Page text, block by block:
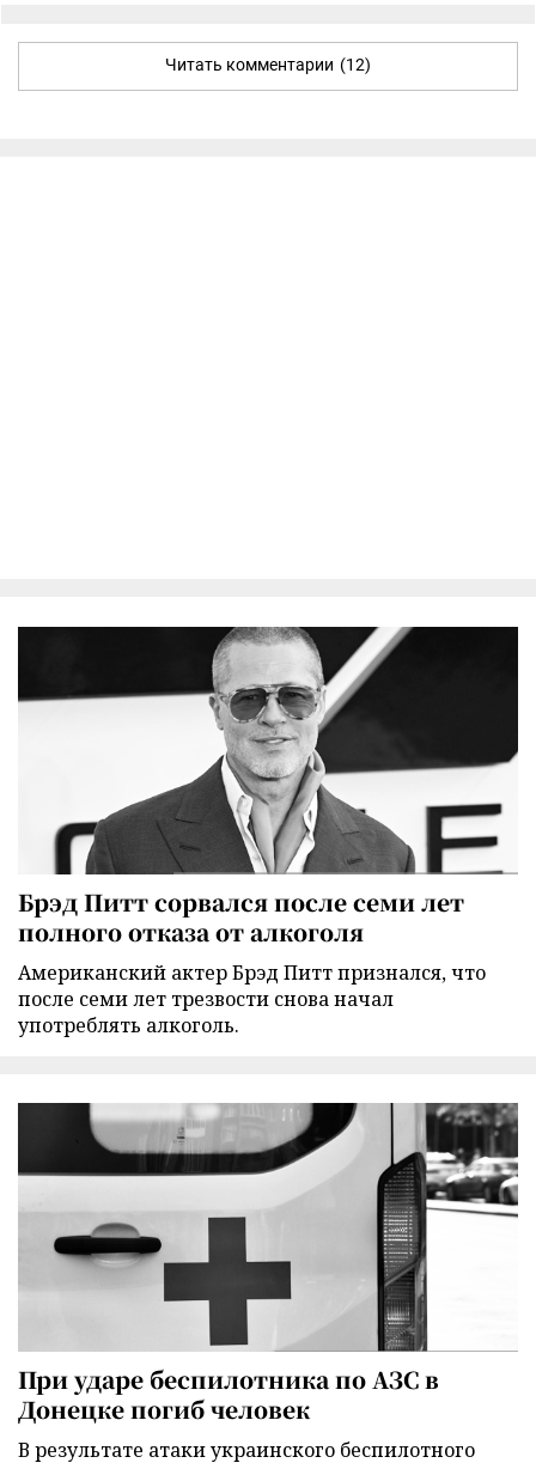
Читать комментарии (12)
Брэд Питт сорвался после семи лет
полного отказа от алкоголя
Американский актер Брэд Питт признался, что
после семи лет трезвости снова начал
употреблять алкоголь.
При ударе беспилотника по АЗС в
Донецке погиб человек
В результате атаки украинского беспилотного